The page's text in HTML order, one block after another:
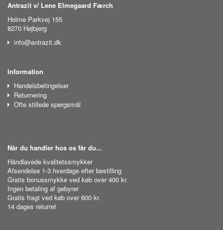
Antrazit v/ Lene Elmegaard Færch
Holme Parkvej 155
8270 Højbjerg
info@antrazit.dk
Information
Handelsbetingelser
Returnering
Ofte stillede spørgsmål
Når du handler hos os får du...
Håndlavede kvalitetssmykker
Afsendelse 1-3 hverdage efter bestilling
Gratis bonussmykke ved køb over 400 kr.
Ingen betaling af gebyrer
Gratis fragt ved køb over 600 kr.
14 dages returret